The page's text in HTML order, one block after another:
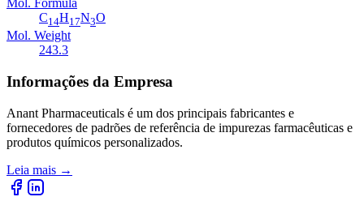
Mol. Formula
C14H17N3O
Mol. Weight
243.3
Informações da Empresa
Anant Pharmaceuticals é um dos principais fabricantes e
fornecedores de padrões de referência de impurezas farmacêuticas e
produtos químicos personalizados.
Leia mais →